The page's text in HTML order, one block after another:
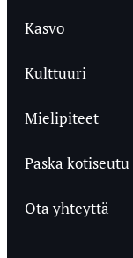
Kasvo
Kulttuuri
Mielipiteet
Paska kotiseutu
Ota yhteyttä